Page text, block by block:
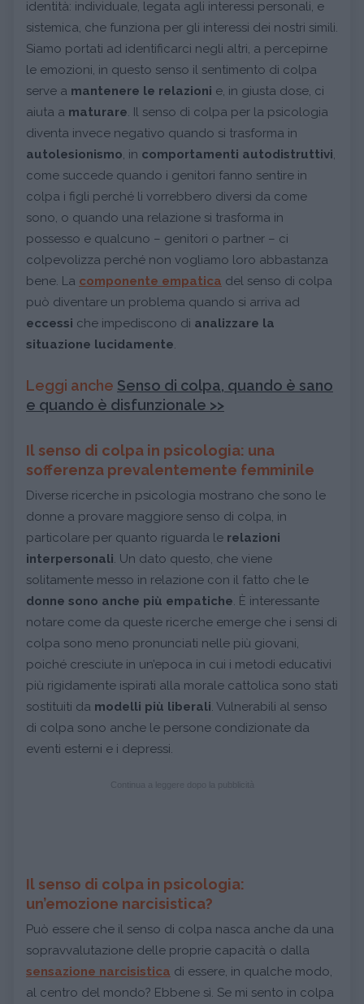
identità: individuale, legata agli interessi personali, e
sistemica, che funziona per gli interessi dei nostri simili.
Siamo portati ad identificarci negli altri, a percepirne
le emozioni, in questo senso il sentimento di colpa
serve a mantenere le relazioni e, in giusta dose, ci
aiuta a maturare. Il senso di colpa per la psicologia
diventa invece negativo quando si trasforma in
autolesionismo, in comportamenti autodistruttivi,
come succede quando i genitori fanno sentire in
colpa i figli perché li vorrebbero diversi da come
sono, o quando una relazione si trasforma in
possesso e qualcuno – genitori o partner – ci
colpevolizza perché non vogliamo loro abbastanza
bene. La componente empatica del senso di colpa
può diventare un problema quando si arriva ad
eccessi che impediscono di analizzare la
situazione lucidamente.
Leggi anche Senso di colpa, quando è sano
e quando è disfunzionale >>
Il senso di colpa in psicologia: una
sofferenza prevalentemente femminile
Diverse ricerche in psicologia mostrano che sono le
donne a provare maggiore senso di colpa, in
particolare per quanto riguarda le relazioni
interpersonali. Un dato questo, che viene
solitamente messo in relazione con il fatto che le
donne sono anche più empatiche. È interessante
notare come da queste ricerche emerge che i sensi di
colpa sono meno pronunciati nelle più giovani,
poiché cresciute in un’epoca in cui i metodi educativi
più rigidamente ispirati alla morale cattolica sono stati
sostituiti da modelli più liberali. Vulnerabili al senso
di colpa sono anche le persone condizionate da
eventi esterni e i depressi.
Il senso di colpa in psicologia:
un’emozione narcisistica?
Può essere che il senso di colpa nasca anche da una
sopravvalutazione delle proprie capacità o dalla
sensazione narcisistica di essere, in qualche modo,
al centro del mondo? Ebbene sì. Se mi sento in colpa